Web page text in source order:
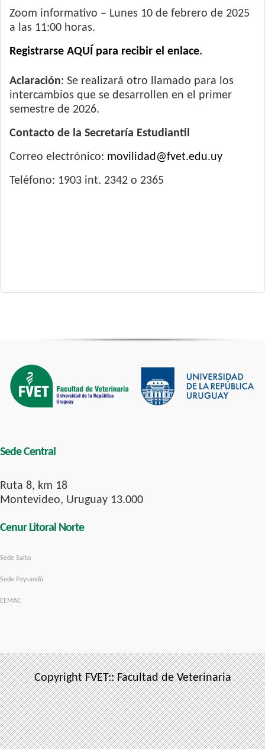
Zoom informativo – Lunes 10 de febrero de 2025
a las 11:00 horas.
Registrarse AQUÍ para recibir el enlace.
Aclaración: Se realizará otro llamado para los
intercambios que se desarrollen en el primer
semestre de 2026.
Contacto de la Secretaría Estudiantil
Correo electrónico: movilidad@fvet.edu.uy
Teléfono: 1903 int. 2342 o 2365
Sede Central
Ruta 8, km 18
Montevideo, Uruguay 13.000
Cenur Litoral Norte
Sede Salto
Sede Paysandú
EEMAC
Copyright FVET:: Facultad de Veterinaria